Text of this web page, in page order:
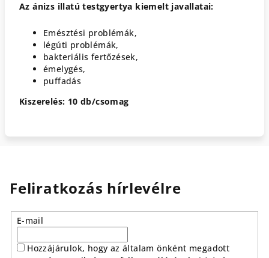
Az ánizs illatú testgyertya kiemelt javallatai:
Emésztési problémák,
légúti problémák,
bakteriális fertőzések,
émelygés,
puffadás
Kiszerelés: 10 db/csomag
Feliratkozás hírlevélre
E-mail
Hozzájárulok, hogy az általam önként megadott